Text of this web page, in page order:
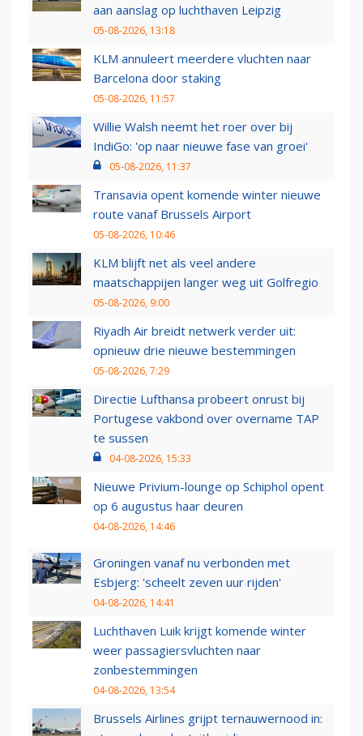
aan aanslag op luchthaven Leipzig
05-08-2026, 13:18
KLM annuleert meerdere vluchten naar
Barcelona door staking
05-08-2026, 11:57
Willie Walsh neemt het roer over bij
IndiGo: 'op naar nieuwe fase van groei'
05-08-2026, 11:37
Transavia opent komende winter nieuwe
route vanaf Brussels Airport
05-08-2026, 10:46
KLM blijft net als veel andere
maatschappijen langer weg uit Golfregio
05-08-2026, 9:00
Riyadh Air breidt netwerk verder uit:
opnieuw drie nieuwe bestemmingen
05-08-2026, 7:29
Directie Lufthansa probeert onrust bij
Portugese vakbond over overname TAP
te sussen
04-08-2026, 15:33
Nieuwe Privium-lounge op Schiphol opent
op 6 augustus haar deuren
04-08-2026, 14:46
Groningen vanaf nu verbonden met
Esbjerg: 'scheelt zeven uur rijden'
04-08-2026, 14:41
Luchthaven Luik krijgt komende winter
weer passagiersvluchten naar
zonbestemmingen
04-08-2026, 13:54
Brussels Airlines grijpt ternauwernood in: